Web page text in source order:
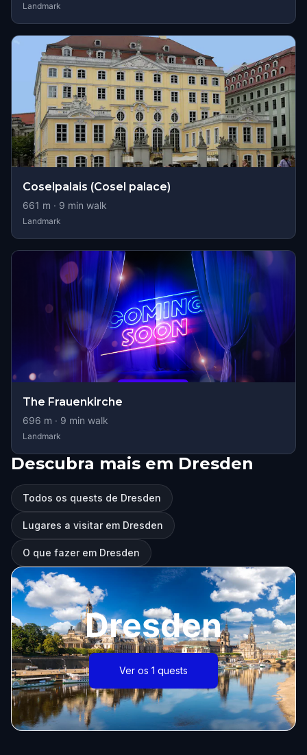
Landmark
Coselpalais (Cosel palace)
661 m · 9 min walk
Landmark
The Frauenkirche
696 m · 9 min walk
Landmark
Descubra mais em Dresden
Todos os quests de Dresden
Lugares a visitar em Dresden
O que fazer em Dresden
Dresden
Ver os 1 quests